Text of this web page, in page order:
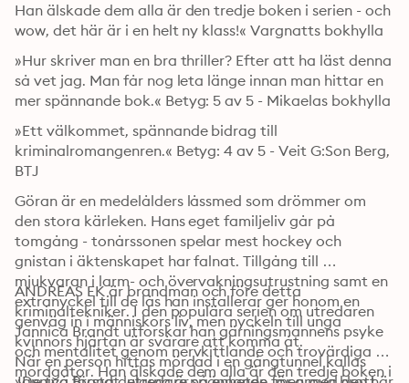
Han älskade dem alla är den tredje boken i serien - och
wow, det här är i en helt ny klass!« Vargnatts bokhylla
»Hur skriver man en bra thriller? Efter att ha läst denna
så vet jag. Man får nog leta länge innan man hittar en
»Ett välkommet, spännande bidrag till
kriminalromangenren.« Betyg: 4 av 5 - Veit G:Son Berg,
BTJ
Göran är en medelålders låssmed som drömmer om
den stora kärleken. Hans eget familjeliv går på
tomgång - tonårssonen spelar mest hockey och
gnistan i äktenskapet har falnat. Tillgång till
mjukvaran i larm- och övervakningsutrustning samt en
extranyckel till de lås han installerar ger honom en
genväg in i människors liv, men nyckeln till unga
kvinnors hjärtan är svårare att komma åt.
När en person hittas mördad i en gångtunnel kallas
ANDREAS EK är brandman och före detta
kriminaltekniker. I den populära serien om utredaren
Jannica Brandt utforskar han gärningsmannens psyke
och mentalitet genom nervkittlande och trovärdiga
mordgåtor. Han älskade dem alla är den tredje boken i